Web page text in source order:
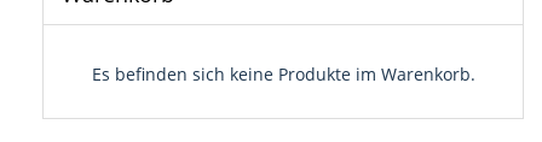
Es befinden sich keine Produkte im Warenkorb.